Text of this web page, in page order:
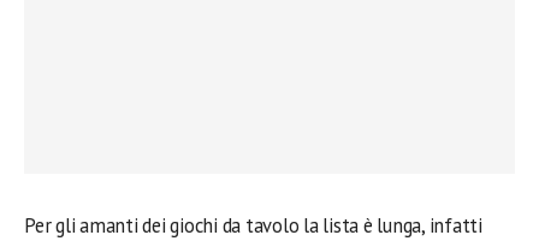
Per gli amanti dei giochi da tavolo la lista è lunga, infatti